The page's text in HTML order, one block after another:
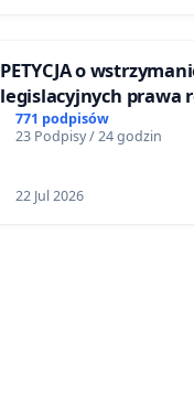
PETYCJA o
legislacyjnych prawa
narażających ofiary
771 podpisów
23 Podpisy / 24 godzin
22 Jul 2026